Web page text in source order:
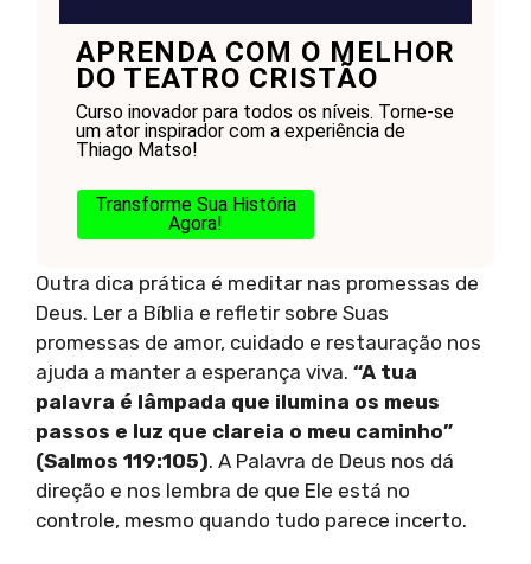
APRENDA COM O MELHOR
DO TEATRO CRISTÃO
Curso inovador para todos os níveis. Torne-se
um ator inspirador com a experiência de
Thiago Matso!
Transforme Sua História
Agora!
Outra dica prática é meditar nas promessas de
Deus. Ler a Bíblia e refletir sobre Suas
promessas de amor, cuidado e restauração nos
ajuda a manter a esperança viva. “A tua
palavra é lâmpada que ilumina os meus
passos e luz que clareia o meu caminho”
(Salmos 119:105). A Palavra de Deus nos dá
direção e nos lembra de que Ele está no
controle, mesmo quando tudo parece incerto.